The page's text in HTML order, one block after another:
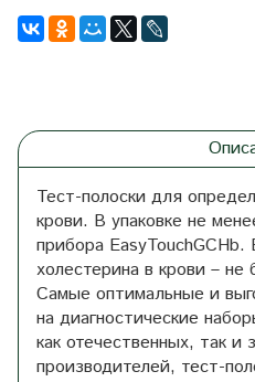
Тест-полоски для
крови. В упаковке не
прибора
холестерина в крови – не
Самые оптимальные и
на диагностические
как отечественных, так и
производителей, тест-